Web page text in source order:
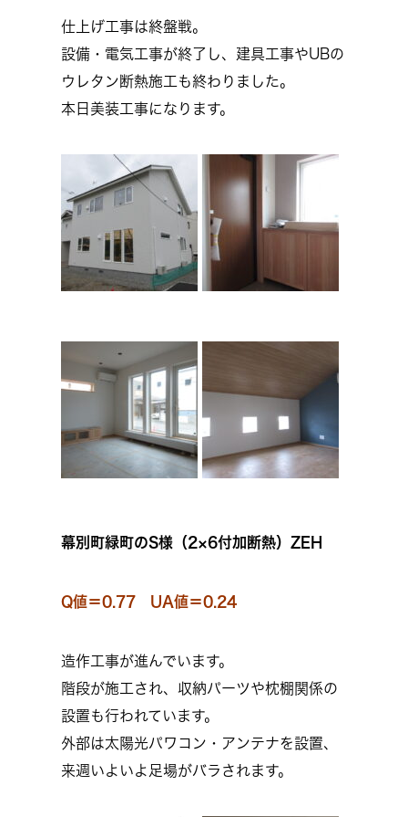
仕上げ工事は終盤戦。
設備・電気工事が終了し、建具工事やUBの
ウレタン断熱施工も終わりました。
本日美装工事になります。
幕別町緑町のS様（2×6付加断熱）ZEH
Q値＝0.77 UA値＝0.24
造作工事が進んでいます。
階段が施工され、収納パーツや枕棚関係の
設置も行われています。
外部は太陽光パワコン・アンテナを設置、
来週いよいよ足場がバラされます。